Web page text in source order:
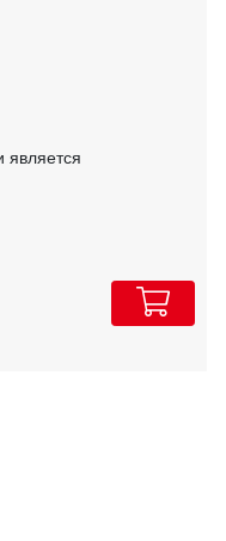
является